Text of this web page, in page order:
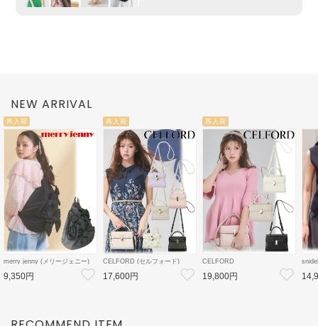
NEW ARRIVAL
再入荷
merry jenny (メリージェニー)
ribbonワンショルダーバッグ 26
春夏4【2825419005】ハンド・
ショルダーバッグ
9,350円
再入荷
CELFORD (セルフォード)
【リュタン】 ビジュースタッズ
ポシェット 26春夏
3【CWGB259502
17,600円
再入荷
CELFORD
【リュタン】ビジュースタッズ
ポシェット(M) 26春夏
3【CWGB259528
19,800円
秋冬